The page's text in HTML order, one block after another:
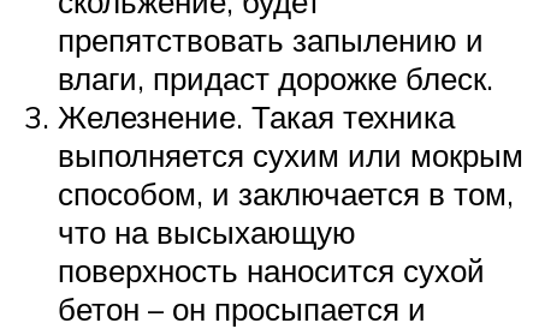
препятствовать запылению и
влаги, придаст дорожке блеск.
Железнение. Такая техника
выполняется сухим или мокрым
способом, и заключается в том,
что на высыхающую
поверхность наносится сухой
бетон – он просыпается и